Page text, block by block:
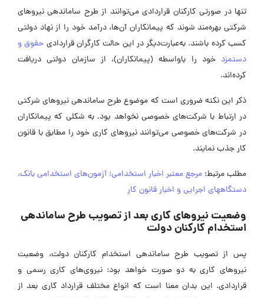
تنها در صورتی کارکنان قراردادی می‌توانند از طرح ساماندهی نیروهای
شرکتی بهره‌مند شوند که پیمانکاران آن‌ها، درآمد خود را از نهاد دولتی
کسب کرده باشند. به‌عبارت‌دیگر در این حالت کارگران قراردادی حقوق و
دستمزد خود را باواسطه (پیمانکاران)، از سازمان دولتی دریافت
کرده‌اند.
ذکر این نکته ضروری است که موضوع طرح ساماندهی نیروهای شرکتی
در ارتباط با شرکت‌های خصوصی نخواهد بود. به شکلی که پیمانکاران
در شرکت‌های خصوصی می‌توانند نیروهای کاری خود را مطابق با قانون
کار جذب نمایند.
مطلب مرتبط: مرجع معتبر اخبار استخدامی؛ آزمون‌های استخدامی بانک،
دستگاههای اجرایی و اخبار قانون کار
وضعیت نیروهای کاری بعد از تصویب طرح ساماندهی
استخدام کارکنان دولت
پس از تصویب طرح ساماندهی استخدام کارکنان دولت، وضعیت
نیروهای کاری به دو صورت خواهد بود: نیروی‌های کاری رسمی و
قراردادی. این بدان معنا است که انواع مختلف قرارداد کاری بعد از